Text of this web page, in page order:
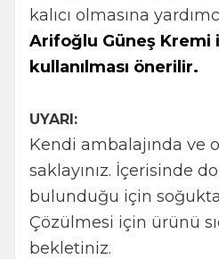
kalıcı olmasına
Arifoğlu Güneş Kremi
kullanılması önerilir.
UYARI:
Kendi ambalajında ve
saklayınız. İçerisinde
bulunduğu için
Çözülmesi için ürünü
bekletiniz.